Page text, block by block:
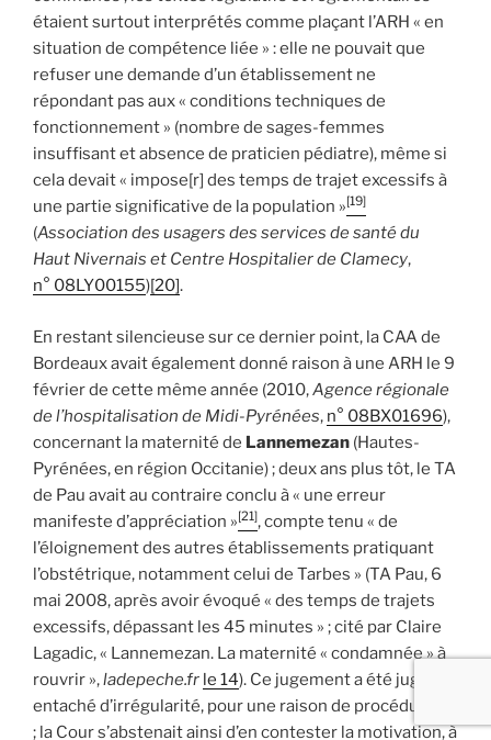
étaient surtout interprétés comme plaçant l’ARH « en
situation de compétence liée » : elle ne pouvait que
refuser une demande d’un établissement ne
répondant pas aux « conditions techniques de
fonctionnement » (nombre de sages-femmes
insuffisant et absence de praticien pédiatre), même si
cela devait « impose[r] des temps de trajet excessifs à
une partie significative de la population »[19]
(Association des usagers des services de santé du
Haut Nivernais et Centre Hospitalier de Clamecy,
n° 08LY00155)[20].
En restant silencieuse sur ce dernier point, la CAA de
Bordeaux avait également donné raison à une ARH le 9
février de cette même année (2010,Agence régionale
de l’hospitalisation de Midi-Pyrénées, n° 08BX01696),
concernant la maternité de Lannemezan (Hautes-
Pyrénées, en région Occitanie) ; deux ans plus tôt, le TA
de Pau avait au contraire conclu à « une erreur
manifeste d’appréciation »[21], compte tenu « de
l’éloignement des autres établissements pratiquant
l’obstétrique, notamment celui de Tarbes » (TA Pau, 6
mai 2008, après avoir évoqué « des temps de trajets
excessifs, dépassant les 45 minutes » ; cité par Claire
Lagadic, « Lannemezan. La maternité « condamnée » à
rouvrir »,ladepeche.fr le 14). Ce jugement a été jugé
entaché d’irrégularité, pour une raison de procédure
; la Cour s’abstenait ainsi d’en contester la motivation, à